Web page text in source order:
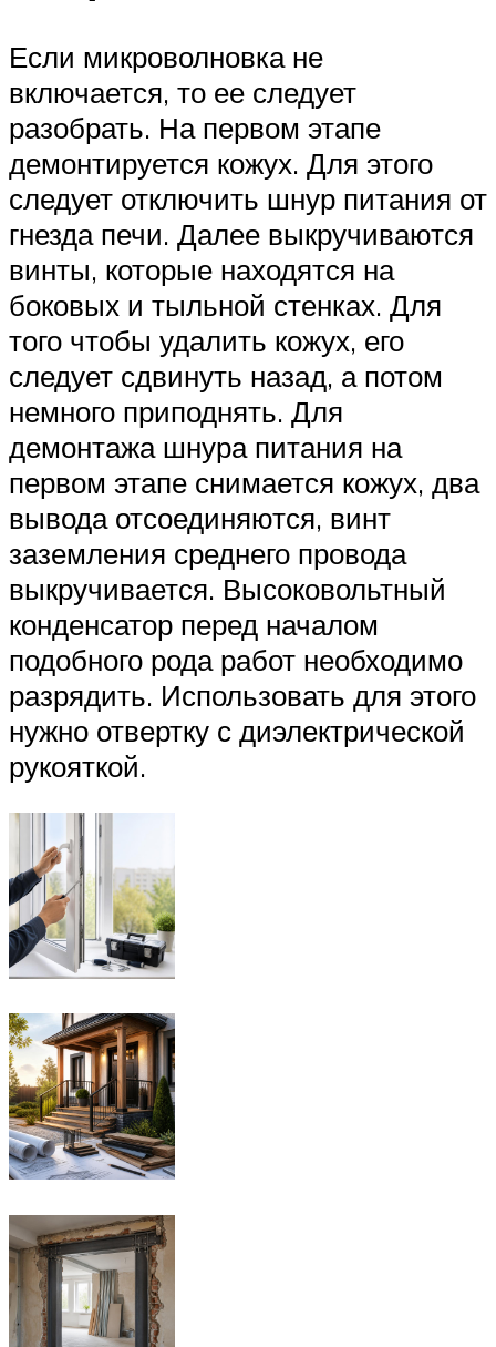
Если микроволновка не
включается, то ее следует
разобрать. На первом этапе
демонтируется кожух. Для этого
следует отключить шнур питания от
гнезда печи. Далее выкручиваются
винты, которые находятся на
боковых и тыльной стенках. Для
того чтобы удалить кожух, его
следует сдвинуть назад, а потом
немного приподнять. Для
демонтажа шнура питания на
первом этапе снимается кожух, два
вывода отсоединяются, винт
заземления среднего провода
выкручивается. Высоковольтный
конденсатор перед началом
подобного рода работ необходимо
разрядить. Использовать для этого
нужно отвертку с диэлектрической
рукояткой.